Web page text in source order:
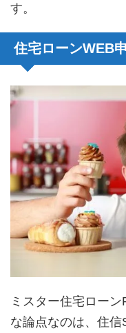
す。
住宅ローンWEB
ミスター住宅ロー
な論点なのは、住